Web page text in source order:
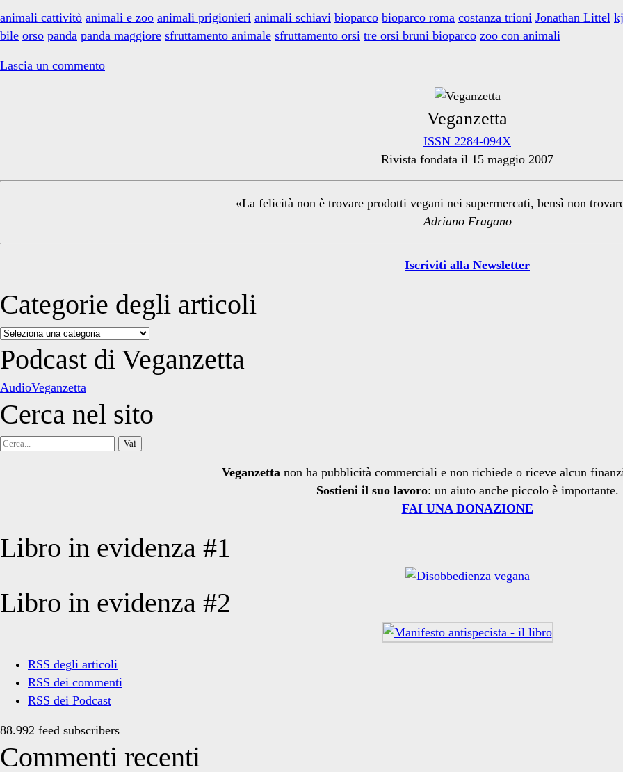
storia
fine
animali cattivitò animali e zoo animali prigionieri animali schiavi bioparco bioparco roma costanza trioni Jonathan Littel
bile orso panda panda maggiore sfruttamento animale sfruttamento orsi tre orsi bruni bioparco zoo con animali
Lascia un commento
Sidebar
Veganzetta
ISSN 2284-094X
Rivista fondata il 15 maggio 2007
«La felicità non è trovare prodotti vegani nei supermercati, bensì non
Adriano Fragano
Iscriviti alla Newsletter
Categorie degli articoli
Categorie
degli
articoli
Podcast di Veganzetta
AudioVeganzetta
Cerca nel sito
Cerca
Veganzetta non ha pubblicità commerciali e non richiede o riceve alcun
Sostieni il suo lavoro: un aiuto anche piccolo è importante.
FAI UNA DONAZIONE
Libro in evidenza #1
Libro in evidenza #2
RSS degli articoli
RSS dei commenti
RSS dei Podcast
88.992 feed subscribers
Commenti recenti